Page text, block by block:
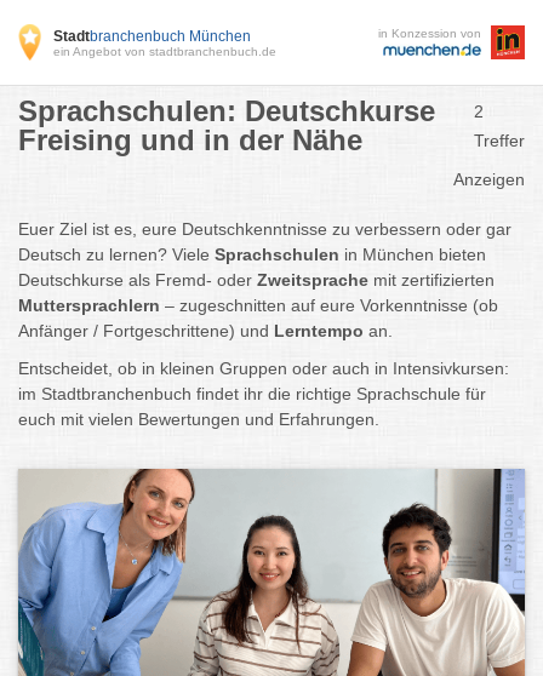
Stadtbranchenbuch München
ein Angebot von stadtbranchenbuch.de
in Konzession von
Sprachschulen: Deutschkurse
Freising und in der Nähe
2
Treffer
Anzeigen
Euer Ziel ist es, eure Deutschkenntnisse zu verbessern oder gar
Deutsch zu lernen? Viele Sprachschulen in München bieten
Deutschkurse als Fremd- oder Zweitsprache mit zertifizierten
Muttersprachlern – zugeschnitten auf eure Vorkenntnisse (ob
Anfänger / Fortgeschrittene) und Lerntempo an.
Entscheidet, ob in kleinen Gruppen oder auch in Intensivkursen:
im Stadtbranchenbuch findet ihr die richtige Sprachschule für
euch mit vielen Bewertungen und Erfahrungen.